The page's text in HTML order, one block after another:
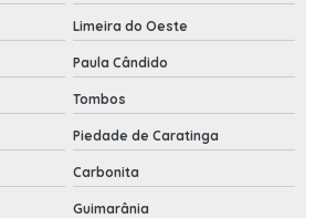
Limeira do Oeste
Paula Cândido
Tombos
Piedade de Caratinga
Carbonita
Guimarânia